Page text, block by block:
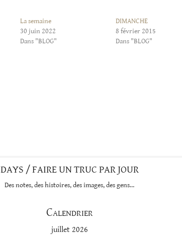
La semaine
30 juin 2022
Dans "BLOG"
DIMANCHE
8 février 2015
Dans "BLOG"
DAYS / FAIRE UN TRUC PAR JOUR
Des notes, des histoires, des images, des gens…
Calendrier
juillet 2026